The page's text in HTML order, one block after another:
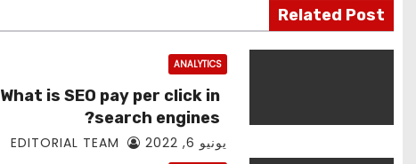
Related Post
ANALYTICS
What is SEO pay per click in
search engines?
يونيو 6, 2022